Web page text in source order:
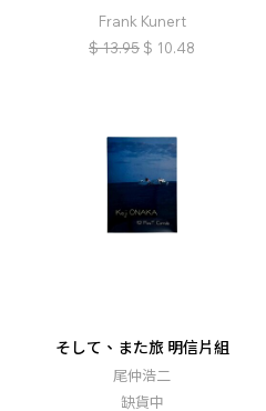
Frank Kunert
$ 13.95 $ 10.48
そして、また旅 明信片組
尾仲浩二
缺貨中